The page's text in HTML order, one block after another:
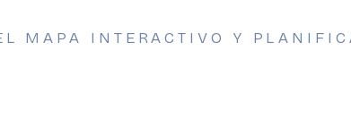
MAPA INTERACTIVO Y